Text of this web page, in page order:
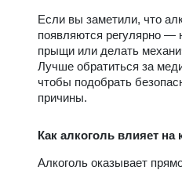
Если вы заметили, что
появляются регулярно —
прыщи или делать
Лучше обратиться за
чтобы подобрать
причины.
Как алкоголь влияет на
Алкоголь оказывает